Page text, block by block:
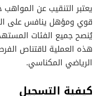
يعتبر التنقيب عن
قوي ومؤهل ينافس على
يُنصح جميع الفئات
هذه العملية لاقتناص
الرياضي المكناسي.
كيفية التسجيل